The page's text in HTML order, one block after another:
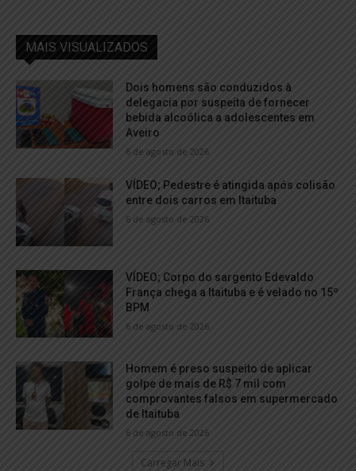
MAIS VISUALIZADOS
Dois homens são conduzidos à
delegacia por suspeita de fornecer
bebida alcoólica a adolescentes em
Aveiro
6 de agosto de 2026
VÍDEO; Pedestre é atingida após colisão
entre dois carros em Itaituba
6 de agosto de 2026
VÍDEO; Corpo do sargento Edevaldo
França chega a Itaituba e é velado no 15º
BPM
6 de agosto de 2026
Homem é preso suspeito de aplicar
golpe de mais de R$ 7 mil com
comprovantes falsos em supermercado
de Itaituba
6 de agosto de 2026
Carregar Mais